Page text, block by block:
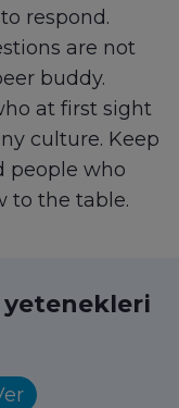
respond.
are not
buddy.
at first sight
culture. Keep
people who
to the table.